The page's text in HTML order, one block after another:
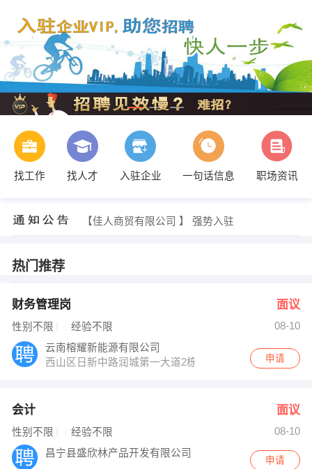
找工作 找人才 入驻企业 一句话信息 职场资讯
【佳人商贸有限公司 】 强势入驻
发布 [财务主管 ] 招聘信息
赵丹智 发布 [总经理 ] 招聘信息
【佳人商贸有限公司 】 强势入驻
热门推荐
财务管理岗 面议
性别不限 经验不限
08-10
云南榕耀新能源有限公司
西山区日新中路润城第一大道2栋
申请
会计 面议
性别不限 经验不限
08-10
昌宁县盛欣林产品开发有限公司
申请